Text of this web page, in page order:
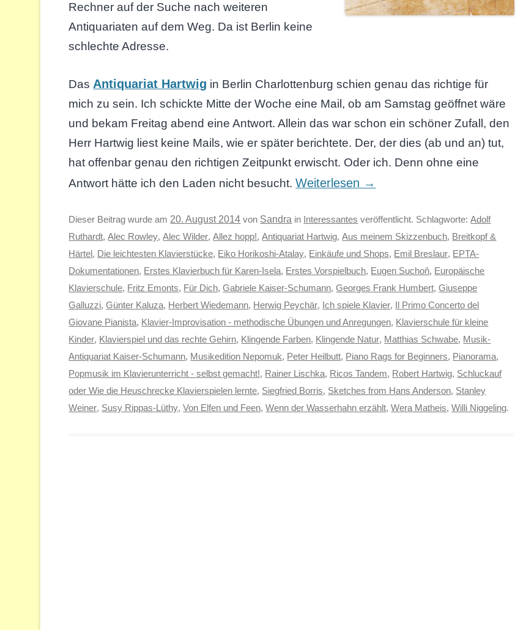
Rechner auf der Suche nach weiteren
Antiquariaten auf dem Weg. Da ist Berlin keine
schlechte Adresse.
DasAntiquariat Hartwig in Berlin Charlottenburg schien genau das richtige für
mich zu sein. Ich schickte Mitte der Woche eine Mail, ob am Samstag geöffnet wäre
und bekam Freitag abend eine Antwort. Allein das war schon ein schöner Zufall, den
Herr Hartwig liest keine Mails, wie er später berichtete. Der, der dies (ab und an) tut,
hat offenbar genau den richtigen Zeitpunkt erwischt. Oder ich. Denn ohne eine
Antwort hätte ich den Laden nicht besucht.Weiterlesen →
Dieser Beitrag wurde am 20. August 2014 von Sandra in Interessantes veröffentlicht. Schlagworte:Adolf
Ruthardt,Alec Rowley,Alec Wilder,Allez hopp!,Antiquariat Hartwig,Aus meinem Skizzenbuch, Breitkopf &
Härtel, Die leichtesten Klavierstücke, Eiko Horikoshi-Atalay, Einkäufe und Shops, Emil Breslaur, EPTA-
Dokumentationen, Erstes Klavierbuch für Karen-Isela, Erstes Vorspielbuch, Eugen Suchoň, Europäische
Klavierschule, Fritz Emonts, Für Dich,Gabriele Kaiser-Schumann,Georges Frank Humbert,Giuseppe
Galluzzi,Günter Kaluza, Herbert Wiedemann, Herwig Peychär, Ich spiele Klavier, Il Primo Concerto del
Giovane Pianista, Klavier-Improvisation - methodische Übungen und Anregungen, Klavierschule für kleine
Kinder, Klavierspiel und das rechte Gehirn, Klingende Farben, Klingende Natur, Matthias Schwabe, Musik-
Antiquariat Kaiser-Schumann, Musikedition Nepomuk, Peter Heilbutt, Piano Rags for Beginners, Pianorama,
Popmusik im Klavierunterricht - selbst gemacht!, Rainer Lischka, Ricos Tandem, Robert Hartwig, Schluckauf
oder Wie die Heuschrecke Klavierspielen lernte, Siegfried Borris, Sketches from Hans Anderson, Stanley
Weiner, Susy Rippas-Lüthy,Von Elfen und Feen,Wenn der Wasserhahn erzählt,Wera Matheis,Willi Niggeling.